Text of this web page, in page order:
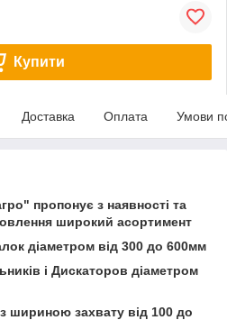
Купити
Доставка Оплата Умови
пропонує з наявності та
широкий асортимент
діаметром від 300 до 600мм
і Дискаторов діаметром
шириною захвату від 100 до